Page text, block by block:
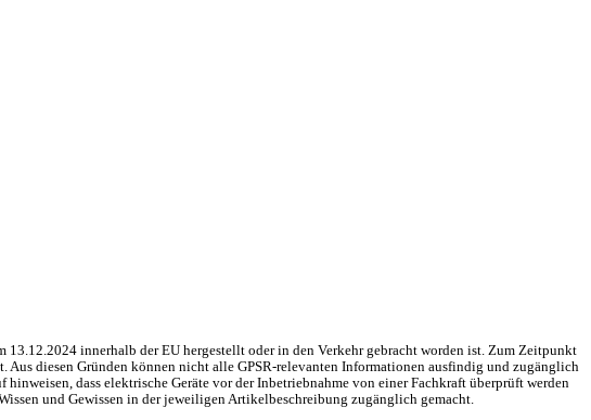
innerhalb der EU hergestellt oder in den Verkehr gebracht worden ist. Zum Zeitpunkt
diesen Gründen können nicht alle GPSR-relevanten Informationen ausfindig und zugänglich
dass elektrische Geräte vor der Inbetriebnahme von einer Fachkraft überprüft werden
und Gewissen in der jeweiligen Artikelbeschreibung zugänglich gemacht.